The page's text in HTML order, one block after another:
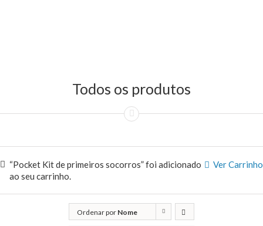
Todos os produtos
Ver Carrinho
“Pocket Kit de primeiros socorros” foi adicionado
ao seu carrinho.
Ordenar por Nome